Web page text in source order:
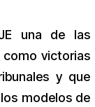
una de las
victorias
y que
modelos de